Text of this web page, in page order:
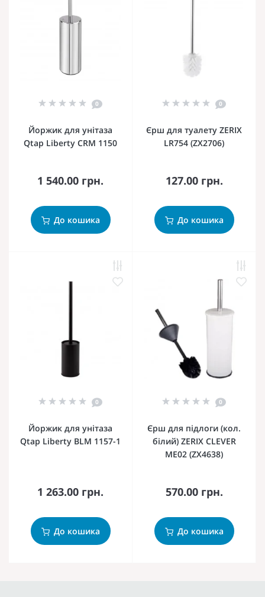
0
Йоржик для унітаза
Qtap Liberty CRM 1150
1 540.00 грн.
До кошика
0
Єрш для туалету ZERIX
LR754 (ZX2706)
127.00 грн.
До кошика
0
Йоржик для унітаза
Qtap Liberty BLM 1157-1
1 263.00 грн.
До кошика
0
Єрш для підлоги (кол.
білий) ZERIX CLEVER
ME02 (ZX4638)
570.00 грн.
До кошика